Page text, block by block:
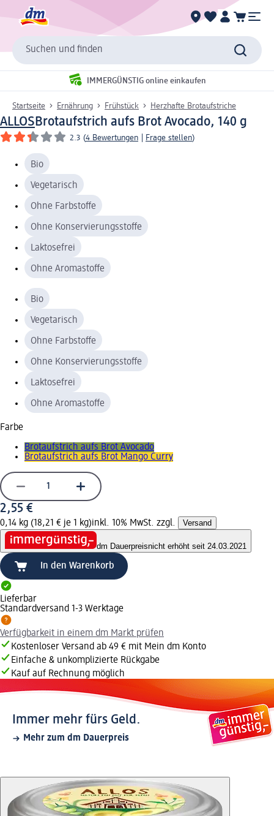
Suchen und finden
IMMERGÜNSTIG online einkaufen
Startseite Ernährung Frühstück Herzhafte Brotaufstriche
ALLOSBrotaufstrich aufs Brot Avocado, 140 g
2.3 (4 Bewertungen Frage stellen)
Bio
Vegetarisch
Ohne Farbstoffe
Ohne Konservierungsstoffe
Laktosefrei
Ohne Aromastoffe
Bio
Vegetarisch
Ohne Farbstoffe
Ohne Konservierungsstoffe
Laktosefrei
Ohne Aromastoffe
Farbe
Brotaufstrich aufs Brot Avocado
Brotaufstrich aufs Brot Mango Curry
2,55 €
0,14 kg (18,21 € je 1 kg)inkl. 10% MwSt. zzgl. Versand
dm Dauerpreisnicht erhöht seit 24.03.2021
In den Warenkorb
Lieferbar
Standardversand 1-3 Werktage
Verfügbarkeit in einem dm Markt prüfen
Kostenloser Versand ab 49 € mit Mein dm Konto
Einfache & unkomplizierte Rückgabe
Kauf auf Rechnung möglich
Immer mehr fürs Geld.
Mehr zum dm Dauerpreis